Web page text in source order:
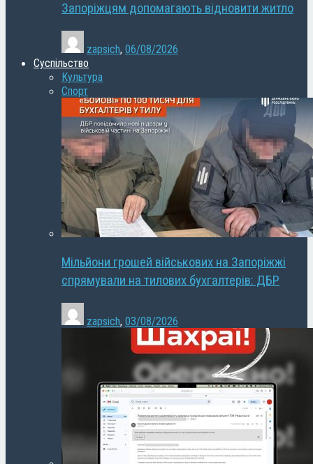
Запоріжцям допомагають відновити житло
zapsich, 06/08/2026
Суспільство
Культура
Спорт
Мільйони грошей військових на Запоріжжі
спрямували на тилових бухгалтерів: ДБР
zapsich, 03/08/2026